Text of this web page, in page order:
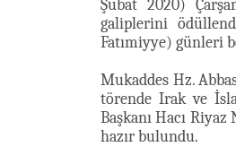
Şubat 2020)
galiplerini
Fatımiyye) günleri
Mukaddes Hz.
törende Irak ve
Başkanı Hacı
hazır bulundu.